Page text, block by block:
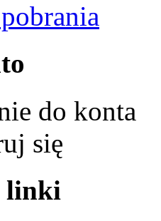
do konta
się
linki